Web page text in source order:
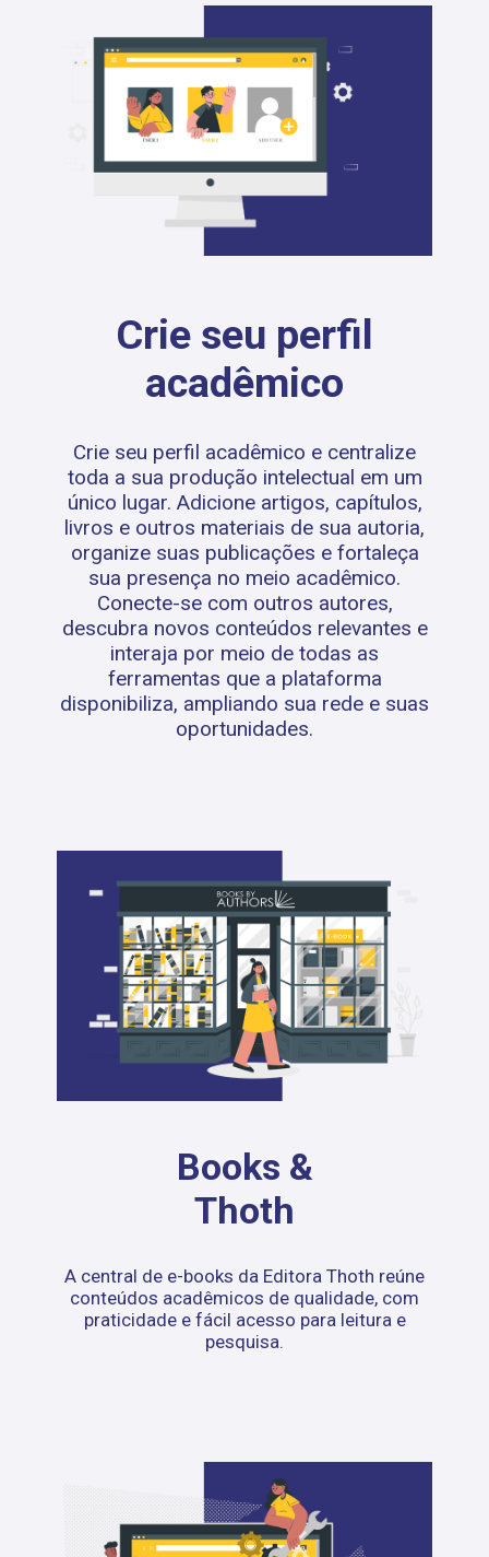
Crie seu perfil
acadêmico
Crie seu perfil acadêmico e centralize
toda a sua produção intelectual em um
único lugar. Adicione artigos, capítulos,
livros e outros materiais de sua autoria,
organize suas publicações e fortaleça
sua presença no meio acadêmico.
Conecte-se com outros autores,
descubra novos conteúdos relevantes e
interaja por meio de todas as
ferramentas que a plataforma
disponibiliza, ampliando sua rede e suas
oportunidades.
Books &
Thoth
A central de e-books da Editora Thoth reúne
conteúdos acadêmicos de qualidade, com
praticidade e fácil acesso para leitura e
pesquisa.